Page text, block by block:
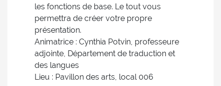
les fonctions de base. Le tout vous
permettra de créer votre propre
présentation.
Animatrice : Cynthia Potvin, professeure
adjointe, Département de traduction et
des langues
Lieu : Pavillon des arts, local 006